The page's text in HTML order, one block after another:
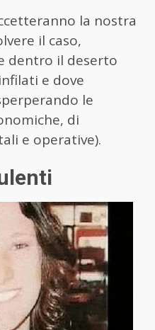
la nostra
il caso,
dentro il deserto
e dove
le
di
e operative).